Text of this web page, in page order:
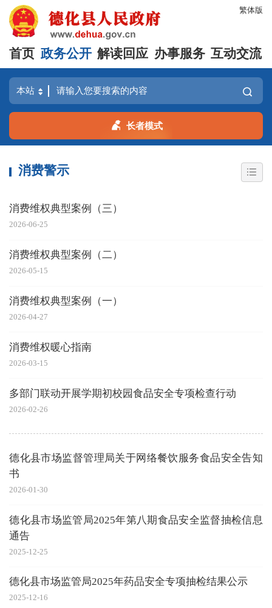
繁体版
首页 政务公开 解读回应 办事服务 互动交流
长者模式
消费警示
消费维权典型案例（三）
2026-06-25
消费维权典型案例（二）
2026-05-15
消费维权典型案例（一）
2026-04-27
消费维权暖心指南
2026-03-15
多部门联动开展学期初校园食品安全专项检查行动
2026-02-26
德化县市场监督管理局关于网络餐饮服务食品安全告知
书
2026-01-30
德化县市场监管局2025年第八期食品安全监督抽检信息
通告
2025-12-25
德化县市场监管局2025年药品安全专项抽检结果公示
2025-12-16